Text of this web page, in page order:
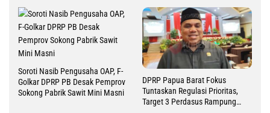
Soroti Nasib Pengusaha OAP, F-
Golkar DPRP PB Desak Pemprov
Sokong Pabrik Sawit Mini Masni
DPRP Papua Barat Fokus
Tuntaskan Regulasi Prioritas,
Target 3 Perdasus Rampung